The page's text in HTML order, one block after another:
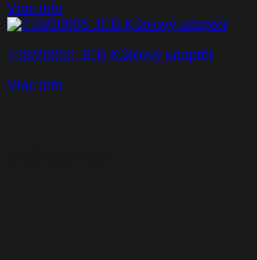
Viac info
718/20055 JCB Káblový adaptér
Viac info